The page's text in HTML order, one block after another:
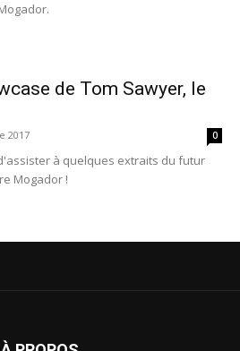
de Tom Sawyer, le
2017 0
à quelques extraits du futur
Mogador !